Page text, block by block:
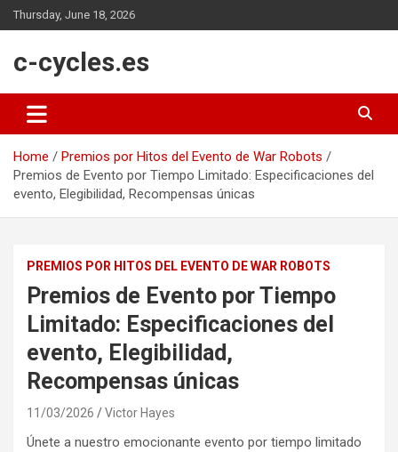
Skip
to
Thursday, June 18, 2026
c-cycles.es
Home
Premios por Hitos del Evento de War Robots
Premios de Evento por Tiempo Limitado: Especificaciones del
evento, Elegibilidad, Recompensas únicas
PREMIOS POR HITOS DEL EVENTO DE WAR ROBOTS
Premios de Evento por Tiempo
Limitado: Especificaciones del
evento, Elegibilidad,
Recompensas únicas
11/03/2026 Victor Hayes
Únete a nuestro emocionante evento por tiempo limitado